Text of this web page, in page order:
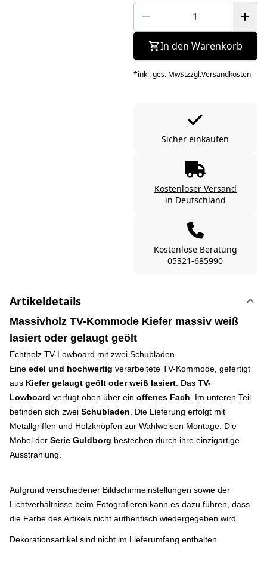
In den Warenkorb
*inkl. ges. MwStzzgl.Versandkosten
Sicher einkaufen
Kostenloser Versand
in Deutschland
Kostenlose Beratung
05321-685990
Artikeldetails
Massivholz TV-Kommode Kiefer massiv weiß
lasiert oder gelaugt geölt
Echtholz TV-Lowboard mit zwei Schubladen
Eine edel und hochwertig verarbeitete TV-Kommode, gefertigt
aus Kiefer gelaugt geölt oder weiß lasiert . Das TV-
Lowboard verfügt oben über ein offenes Fach . Im unteren Teil
befinden sich zwei Schubladen . Die Lieferung erfolgt mit
Metallgriffen und Holzknöpfen zur Wahlweisen Montage. Die
Möbel der Serie Guldborg bestechen durch ihre einzigartige
Ausstrahlung.
Aufgrund verschiedener Bildschirmeinstellungen sowie der
Lichtverhältnisse beim Fotografieren kann es dazu führen, dass
die Farbe des Artikels nicht authentisch wiedergegeben wird.
Dekorationsartikel sind nicht im Lieferumfang enthalten.